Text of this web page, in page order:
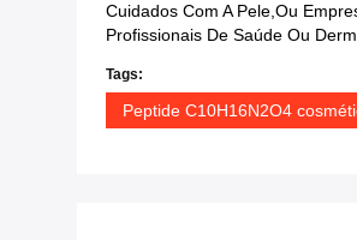
Cuidados Com A Pele,ou
Profissionais De Saúde Ou
Tags:
Peptide C10H16N2O4